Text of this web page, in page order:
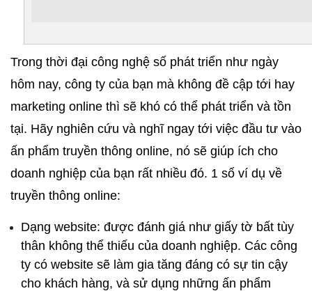
Trong thời đại công nghệ số phát triển như ngày
hôm nay, công ty của bạn mà không đề cập tới hay
marketing online thì sẽ khó có thể phát triển và tồn
tại. Hãy nghiên cứu và nghĩ ngay tới việc đầu tư vào
ấn phẩm truyền thông online, nó sẽ giúp ích cho
doanh nghiệp của bạn rất nhiều đó. 1 số ví dụ về
truyền thông online:
Dạng website: được đánh giá như giấy tờ bất tùy
thân không thể thiếu của doanh nghiệp. Các công
ty có website sẽ làm gia tăng đáng có sự tin cậy
cho khách hàng, và sử dụng những ấn phẩm